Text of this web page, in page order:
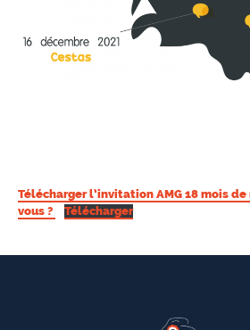
Télécharger l’invitation AMG 18 mois
vous ?
Télécharger